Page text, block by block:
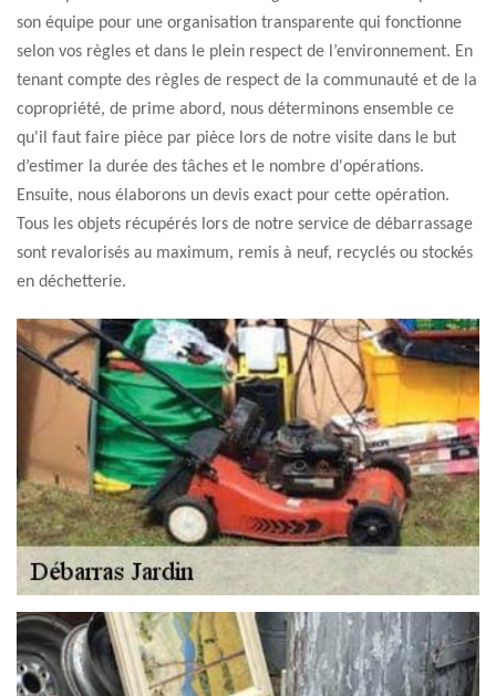
son équipe pour une organisation transparente qui fonctionne
selon vos règles et dans le plein respect de l’environnement. En
tenant compte des règles de respect de la communauté et de la
copropriété, de prime abord, nous déterminons ensemble ce
qu'il faut faire pièce par pièce lors de notre visite dans le but
d’estimer la durée des tâches et le nombre d'opérations.
Ensuite, nous élaborons un devis exact pour cette opération.
Tous les objets récupérés lors de notre service de débarrassage
sont revalorisés au maximum, remis à neuf, recyclés ou stockés
en déchetterie.